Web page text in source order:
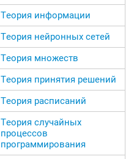
Теория информации
Теория нейронных сетей
Теория множеств
Теория принятия решений
Теория расписаний
Теория случайных
процессов
программирования